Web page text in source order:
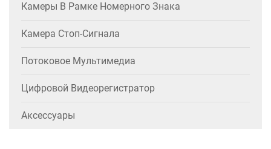
Камеры В Рамке Номерного Знака
Камера Стоп-Сигнала
Потоковое Мультимедиа
Цифровой Видеорегистратор
Аксессуары